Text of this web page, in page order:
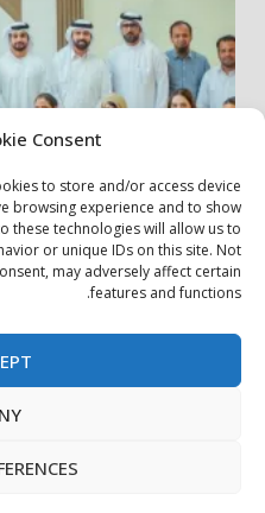
Consent
to store and/or access device
browsing experience and to show
these technologies will allow us to
or unique IDs on this site. Not
may adversely affect certain
features and functions.
أخبار المجتمع مجتمعي
الشارقة لإدارة الأصول تنظم
بيان الخصوصية سياسة
حول
|DarkNews